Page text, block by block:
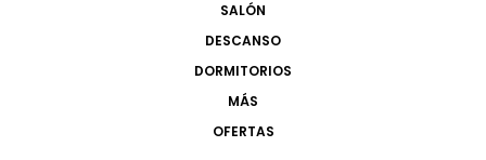
SALÓN
DESCANSO
DORMITORIOS
MÁS
OFERTAS